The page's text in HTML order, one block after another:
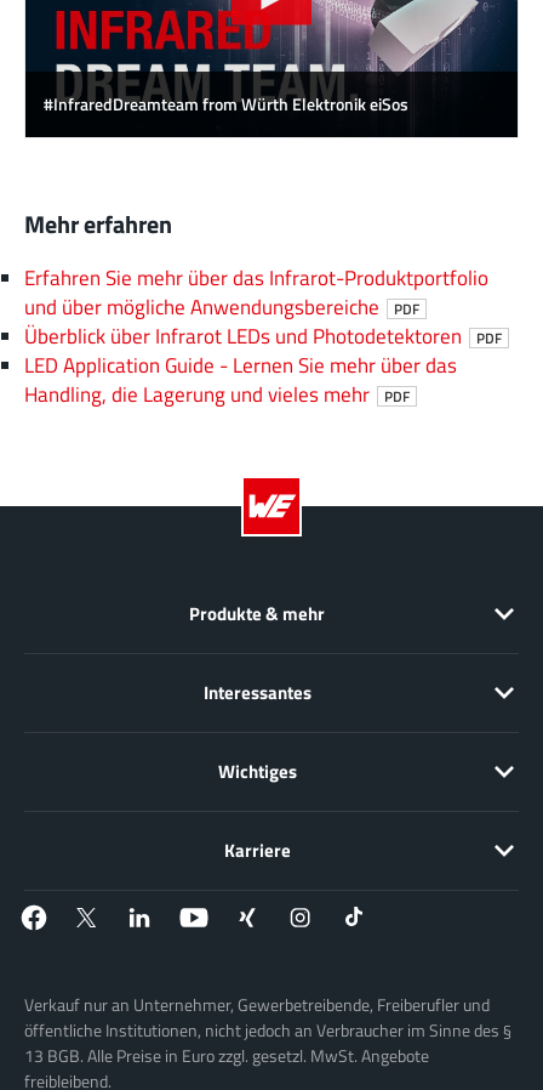
#InfraredDreamteam from Würth Elektronik eiSos
Mehr erfahren
Erfahren Sie mehr über das Infrarot-Produktportfolio
und über mögliche Anwendungsbereiche
PDF
Überblick über Infrarot LEDs und Photodetektoren PDF
LED Application Guide - Lernen Sie mehr über das
Handling, die Lagerung und vieles mehr
PDF
Produkte & mehr
Interessantes
Wichtiges
Karriere
Verkauf nur an Unternehmer, Gewerbetreibende, Freiberufler und
öffentliche Institutionen, nicht jedoch an Verbraucher im Sinne des §
13 BGB. Alle Preise in Euro zzgl. gesetzl. MwSt. Angebote
freibleibend.